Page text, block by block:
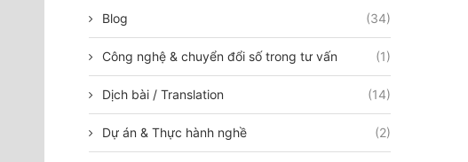
Blog (34)
Công nghệ & chuyển đổi số trong tư vấn (1)
Dịch bài / Translation (14)
Dự án & Thực hành nghề (2)